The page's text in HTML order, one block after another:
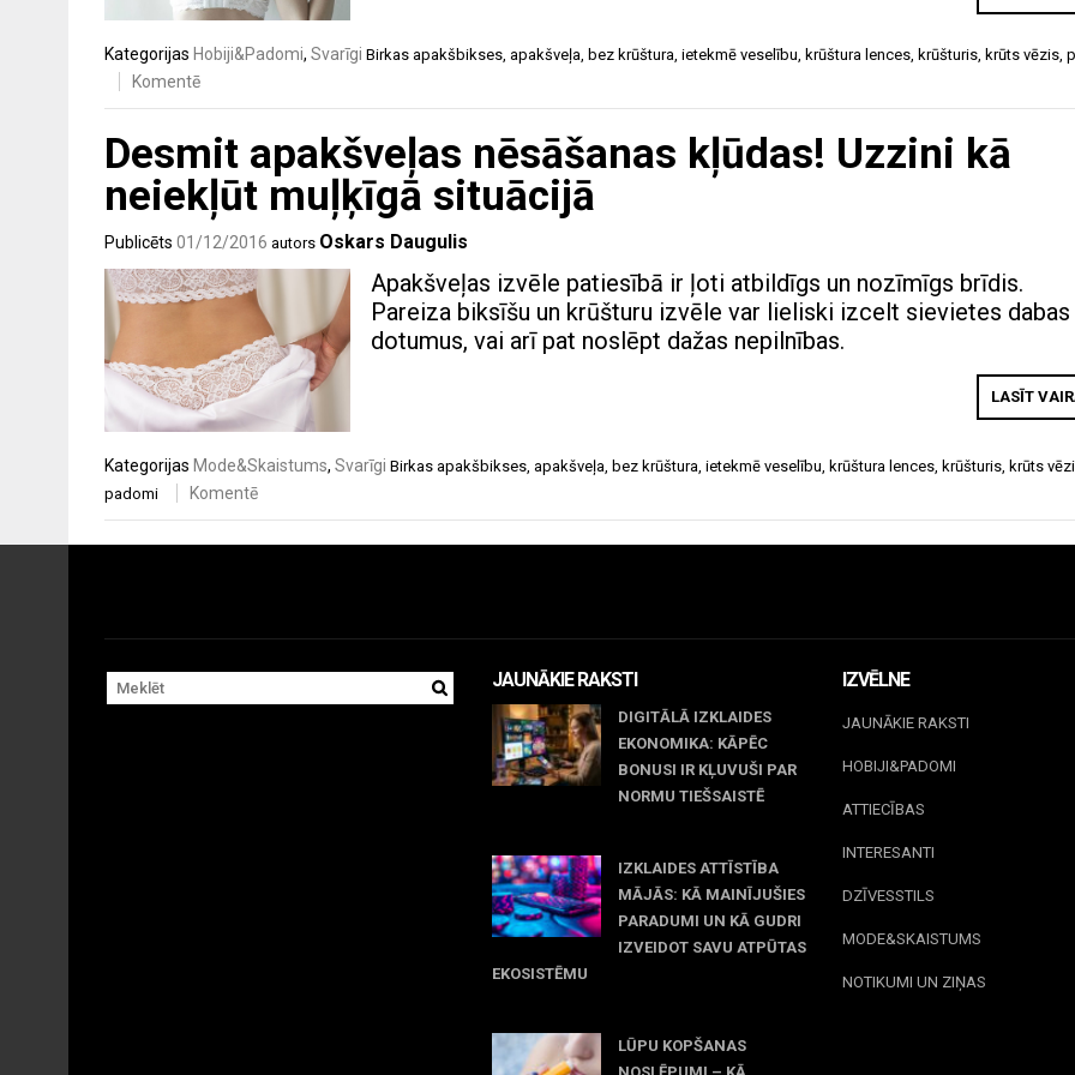
Kategorijas Hobiji&Padomi, Svarīgi Birkas apakšbikses, apakšveļa, bez krūštura, ietekmē veselību, krūštura lences, krūšturis, krūts vēzis,
Komentē
Desmit apakšveļas nēsāšanas kļūdas! Uzzini kā
neiekļūt muļķīgā situācijā
Publicēts 01/12/2016 autors Oskars Daugulis
Apakšveļas izvēle patiesībā ir ļoti atbildīgs un nozīmīgs brīdis.
Pareiza biksīšu un krūšturu izvēle var lieliski izcelt sievietes dabas
dotumus, vai arī pat noslēpt dažas nepilnības.
LASĪT
Kategorijas Mode&Skaistums, Svarīgi Birkas apakšbikses, apakšveļa, bez krūštura, ietekmē veselību, krūštura lences, krūšturis, krūts
padomi
Komentē
JAUNĀKIE RAKSTI
DIGITĀLĀ IZKLAIDES
EKONOMIKA: KĀPĒC
BONUSI IR KĻUVUŠI PAR
NORMU TIEŠSAISTĒ
IZKLAIDES ATTĪSTĪBA
MĀJĀS: KĀ MAINĪJUŠIES
PARADUMI UN KĀ GUDRI
IZVEIDOT SAVU ATPŪTAS
EKOSISTĒMU
LŪPU KOPŠANAS
IZVĒLNE
JAUNĀKIE RAKSTI
HOBIJI&PADOMI
ATTIECĪBAS
INTERESANTI
DZĪVESSTILS
MODE&SKAISTUMS
NOTIKUMI UN ZIŅAS